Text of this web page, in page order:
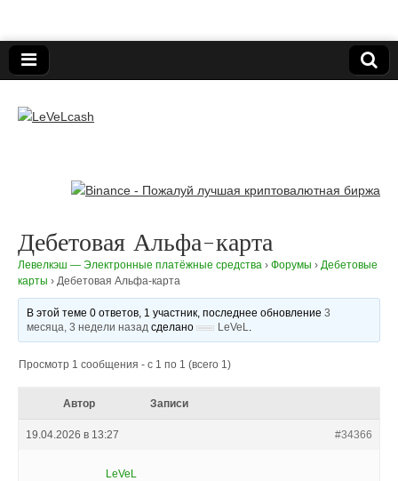
LeVeLcash
Дебетовая Альфа-карта
Левелкэш — Электронные платёжные средства › Форумы › Дебетовые
карты › Дебетовая Альфа-карта
В этой теме 0 ответов, 1 участник, последнее обновление3
месяца, 3 недели назад сделано LeVeL.
Просмотр 1 сообщения - с 1 по 1 (всего 1)
Автор Записи
19.04.2026 в 13:27 #34366
LeVeL